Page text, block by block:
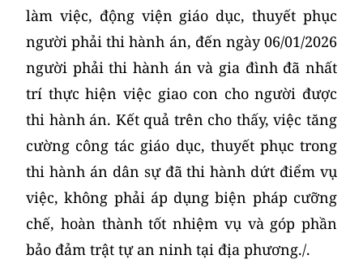
làm việc, động viện giáo dục, thuyết phục
người phải thi hành án, đến ngày 06/01/2026
người phải thi hành án và gia đình đã nhất
trí thực hiện việc giao con cho người được
thi hành án. Kết quả trên cho thấy, việc tăng
cường công tác giáo dục, thuyết phục trong
thi hành án dân sự đã thi hành dứt điểm vụ
việc, không phải áp dụng biện pháp cưỡng
chế, hoàn thành tốt nhiệm vụ và góp phần
bảo đảm trật tự an ninh tại địa phương./.